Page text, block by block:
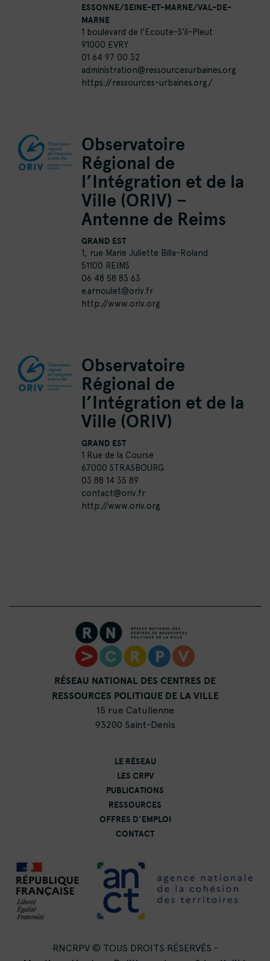
ESSONNE/SEINE-ET-MARNE/VAL-DE-
MARNE
1 boulevard de l'Ecoute-S'il-Pleut
91000 EVRY
01 64 97 00 32
administration@ressourcesurbaines.org
https://ressources-urbaines.org/
Observatoire
Régional de
l’Intégration et de la
Ville (ORIV) –
Antenne de Reims
GRAND EST
1, rue Marie Juliette Billa-Roland
51100 REIMS
06 48 58 83 63
e.arnoulet@oriv.fr
http://www.oriv.org
Observatoire
Régional de
l’Intégration et de la
Ville (ORIV)
GRAND EST
1 Rue de la Course
67000 STRASBOURG
03 88 14 35 89
contact@oriv.fr
http://www.oriv.org
RÉSEAU NATIONAL DES CENTRES DE
RESSOURCES POLITIQUE DE LA VILLE
15 rue Catulienne
93200 Saint-Denis
LE RÉSEAU
LES CRPV
PUBLICATIONS
RESSOURCES
OFFRES D’EMPLOI
CONTACT
RNCRPV © TOUS DROITS RÉSERVÉS -